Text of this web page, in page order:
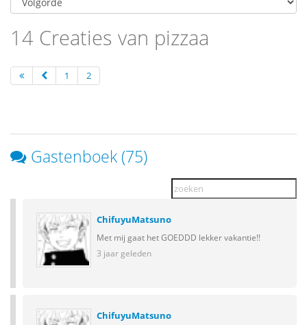
14 Creaties van pizzaa
1 2
Gastenboek (75)
ChifuyuMatsuno
Met mij gaat het GOEDDD lekker vakantie!!
3 jaar geleden
ChifuyuMatsuno